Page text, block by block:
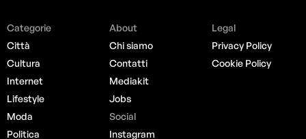
Telegram
Rivista Studio è
edita da MOST
MEDIA GROUP
S.R.L. | via B.
Garofalo 31, 20131
Milano | P. Iva
07160780966 | Tel.
+39 0236504651